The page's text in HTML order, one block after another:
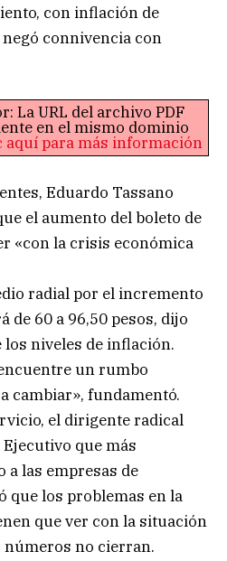
con inflación de
connivencia con
La URL del archivo PDF
en el mismo dominio
aquí para más información
Eduardo Tassano
el aumento del boleto de
«con la crisis económica
radial por el incremento
de 60 a 96,50 pesos, dijo
los niveles de inflación.
un rumbo
cambiar», fundamentó.
el dirigente radical
que más
a las empresas de
que los problemas en la
que ver con la situación
números no cierran.